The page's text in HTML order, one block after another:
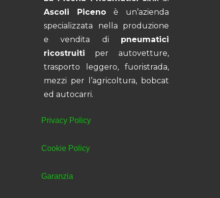
Ascoli Piceno è un’azienda
specializzata nella produzione
e vendita di pneumatici
ricostruiti per autovetture,
trasporto leggero, fuoristrada,
mezzi per l’agricoltura, bobcat
ed autocarri.
Privacy Policy
Cookie Policy
Garanzia